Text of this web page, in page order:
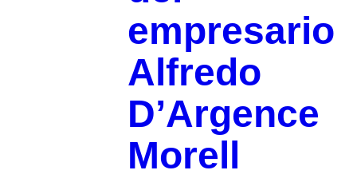
empresario
Alfredo
D’Argence
Morell